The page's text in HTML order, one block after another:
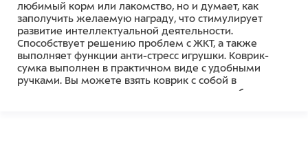
любимый корм или лакомство, но и думает, как
заполучить желаемую награду, что стимулирует
развитие интеллектуальной деятельности.
Способствует решению проблем с ЖКТ, а также
выполняет функции анти-стресс игрушки. Коврик-
сумка выполнен в практичном виде с удобными
ручками. Вы можете взять коврик с собой в
путешествие или на пикник за городом, чтобы ваш